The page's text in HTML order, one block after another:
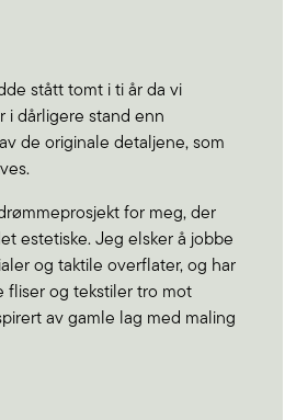
stått tomt i ti år da vi
i dårligere stand enn
de originale detaljene, som
for meg, der
estetiske. Jeg elsker å jobbe
og taktile overflater, og har
fliser og tekstiler tro mot
av gamle lag med maling